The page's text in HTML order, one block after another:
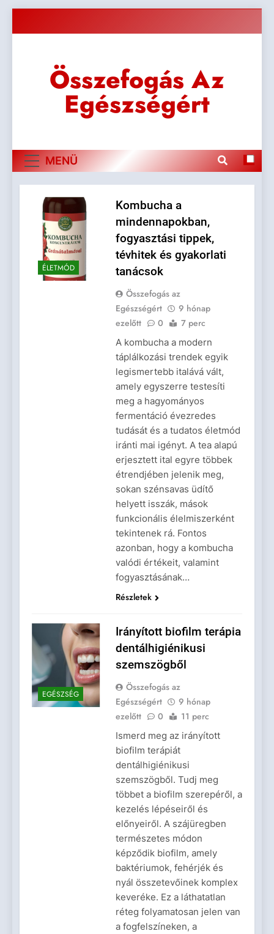
Összefogás Az
Egészségért
MENÜ
ÉLETMÓD
Kombucha a
mindennapokban,
fogyasztási tippek,
tévhitek és gyakorlati
tanácsok
Összefogás az
Egészségért
9 hónap
ezelőtt
0 7 perc
A kombucha a modern
táplálkozási trendek egyik
legismertebb italává vált,
amely egyszerre testesíti
meg a hagyományos
fermentáció évezredes
tudását és a tudatos életmód
iránti mai igényt. A tea alapú
erjesztett ital egyre többek
étrendjében jelenik meg,
sokan szénsavas üdítő
helyett isszák, mások
funkcionális élelmiszerként
tekintenek rá. Fontos
azonban, hogy a kombucha
valódi értékeit, valamint
fogyasztásának…
Részletek
EGÉSZSÉG
Irányított biofilm terápia
dentálhigiénikusi
szemszögből
Összefogás az
Egészségért
9 hónap
ezelőtt
0 11 perc
Ismerd meg az irányított
biofilm terápiát
dentálhigiénikusi
szemszögből. Tudj meg
többet a biofilm szerepéről, a
kezelés lépéseiről és
előnyeiről. A szájüregben
természetes módon
képződik biofilm, amely
baktériumok, fehérjék és
nyál összetevőinek komplex
keveréke. Ez a láthatatlan
réteg folyamatosan jelen van
a fogfelszíneken, a